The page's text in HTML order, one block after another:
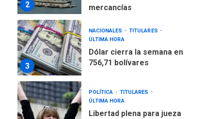
2
mercancías
3
NACIONALES
TITULARES
ÚLTIMA HORA
Dólar cierra la semana en
756,71 bolívares
POLÍTICA
TITULARES
ÚLTIMA HORA
Libertad plena para jueza